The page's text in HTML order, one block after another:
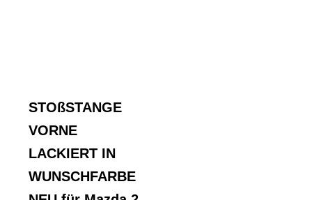
STOßSTANGE
VORNE
LACKIERT IN
WUNSCHFARBE